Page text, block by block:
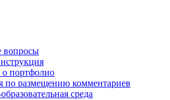
вопросы
портфолио
по размещению комментариев
среда